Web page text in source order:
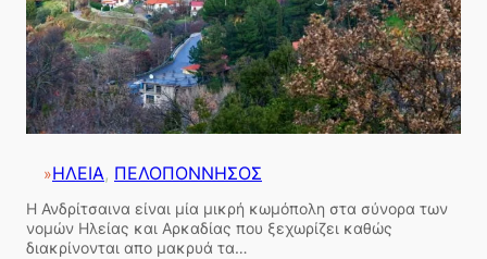
»ΗΛΕΙΑ, ΠΕΛΟΠΟΝΝΗΣΟΣ
Η Ανδρίτσαινα είναι μία μικρή κωμόπολη στα σύνορα των
νομών Ηλείας και Αρκαδίας που ξεχωρίζει καθώς
διακρίνονται απο μακρυά τα…